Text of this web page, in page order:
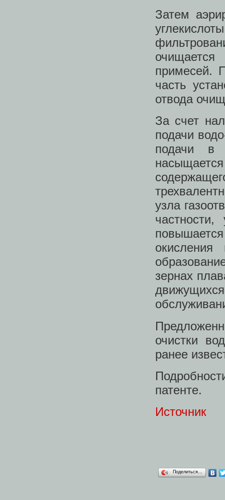
Затем
примесей.
часть
отвода
За счет
подачи
подачи в
узла
зернах
очистки
ранее
патенте.
Источник
Поделиться…